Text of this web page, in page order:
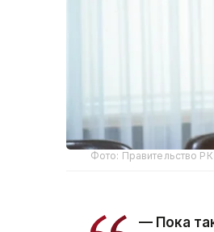
Фото: Правительство РК
— Пока